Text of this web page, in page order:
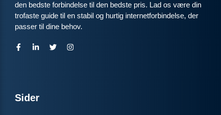
den bedste forbindelse til den bedste pris. Lad os være din
trofaste guide til en stabil og hurtig internetforbindelse, der
passer til dine behov.
Sider